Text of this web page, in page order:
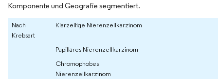
Komponente und Geografie segmentiert.
Nach
Krebsart
Klarzellige Nierenzellkarzinom
Papilläres Nierenzellkarzinom
Chromophobes
Nierenzellkarzinom